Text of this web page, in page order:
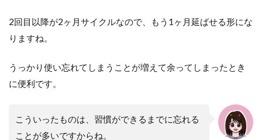
2回目以降が2ヶ月サイクルなので、もう1ヶ月延ばせる形にな
りますね。
うっかり使い忘れてしまうことが増えて余ってしまったとき
に便利です。
こういったものは、習慣ができるまでに忘れる
ことが多いですからね。